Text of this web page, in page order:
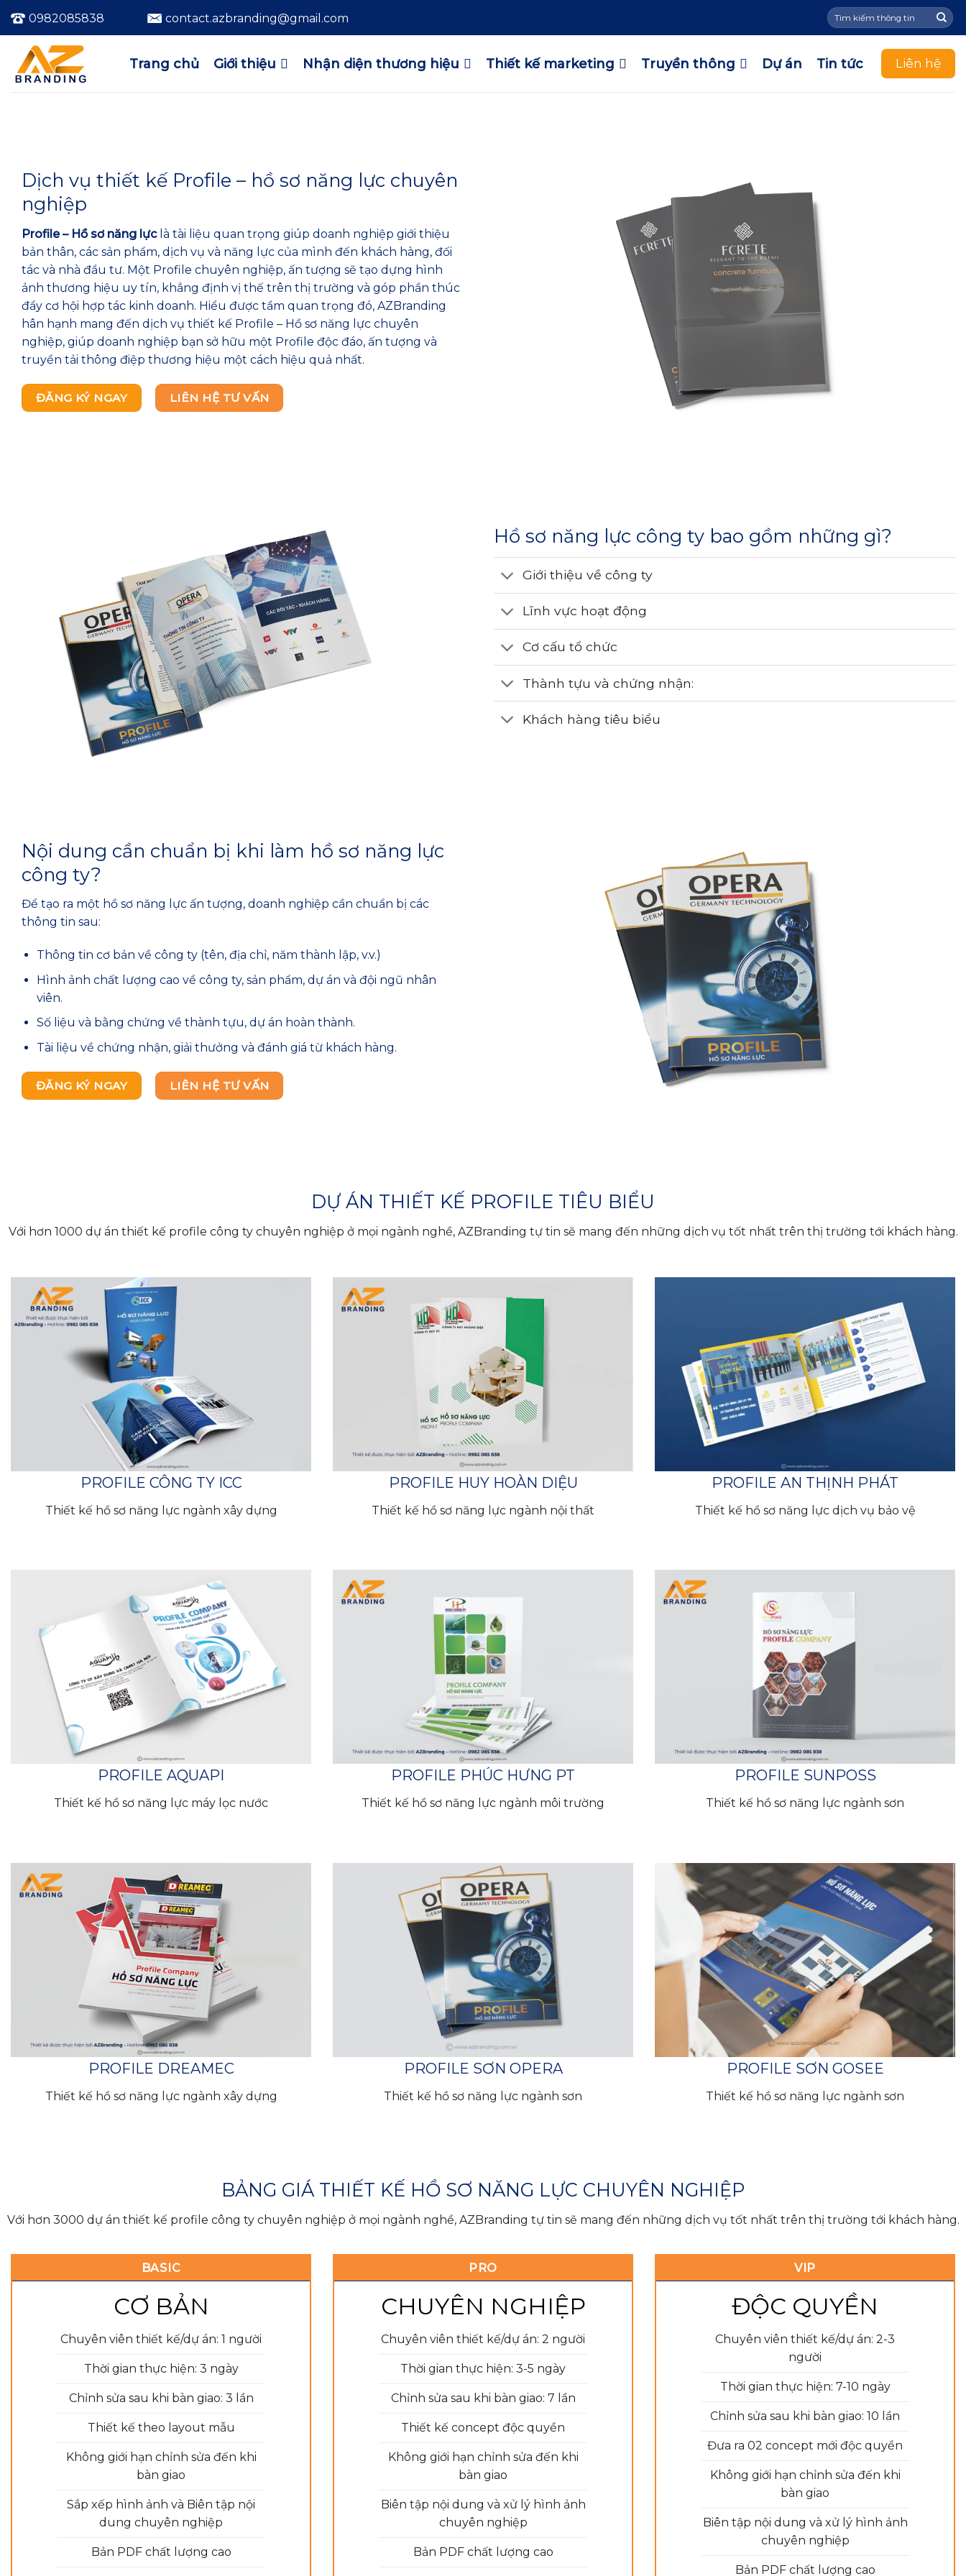
qua
dung
0982085838 contact.azbranding@gmail.com
Tìm
kiếm:
Trang chủ Giới thiệu Nhận diện thương hiệu Thiết kế marketing Truyền thông Dự án Tin tức Liên hệ
Dịch vụ thiết kế Profile – hồ sơ năng lực chuyên
nghiệp
Profile – Hồ sơ năng lựclà tài liệu quan trọng giúp doanh nghiệp giới thiệu
bản thân, các sản phẩm, dịch vụ và năng lực của mình đến khách hàng, đối
tác và nhà đầu tư. Một Profile chuyên nghiệp, ấn tượng sẽ tạo dựng hình
ảnh thương hiệu uy tín, khẳng định vị thế trên thị trường và góp phần thúc
đẩy cơ hội hợp tác kinh doanh. Hiểu được tầm quan trọng đó, AZBranding
hân hạnh mang đến dịch vụ thiết kế Profile – Hồ sơ năng lực chuyên
nghiệp, giúp doanh nghiệp bạn sở hữu một Profile độc đáo, ấn tượng và
truyền tải thông điệp thương hiệu một cách hiệu quả nhất.
ĐĂNG KÝ NGAY LIÊN HỆ TƯ VẤN
Hồ sơ năng lực công ty bao gồm những gì?
Giới thiệu về công ty
Lĩnh vực hoạt động
Cơ cấu tổ chức
Thành tựu và chứng nhận:
Khách hàng tiêu biểu
Nội dung cần chuẩn bị khi làm hồ sơ năng lực
công ty?
Để tạo ra một hồ sơ năng lực ấn tượng, doanh nghiệp cần chuẩn bị các
thông tin sau:
Thông tin cơ bản về công ty (tên, địa chỉ, năm thành lập, v.v.)
Hình ảnh chất lượng cao về công ty, sản phẩm, dự án và đội ngũ nhân
viên.
Số liệu và bằng chứng về thành tựu, dự án hoàn thành.
Tài liệu về chứng nhận, giải thưởng và đánh giá từ khách hàng.
ĐĂNG KÝ NGAY LIÊN HỆ TƯ VẤN
DỰ ÁN THIẾT KẾ PROFILE TIÊU BIỂU
Với hơn 1000 dự án thiết kế profile công ty chuyên nghiệp ở mọi ngành nghề, AZBranding tự tin sẽ mang đến những dịch vụ tốt nhất trên thị trường tới khách hàng.
PROFILE CÔNG TY ICC
Thiết kế hồ sơ năng lực ngành xây dựng
PROFILE HUY HOÀN DIỆU
Thiết kế hồ sơ năng lực ngành nội thất
PROFILE AN THỊNH PHÁT
Thiết kế hồ sơ năng lực dịch vụ bảo vệ
PROFILE AQUAPI
Thiết kế hồ sơ năng lực máy lọc nước
PROFILE PHÚC HƯNG PT
Thiết kế hồ sơ năng lực ngành môi trường
PROFILE SUNPOSS
Thiết kế hồ sơ năng lực ngành sơn
PROFILE DREAMEC
Thiết kế hồ sơ năng lực ngành xây dựng
PROFILE SƠN OPERA
Thiết kế hồ sơ năng lực ngành sơn
PROFILE SƠN GOSEE
Thiết kế hồ sơ năng lực ngành sơn
BẢNG GIÁ THIẾT KẾ HỒ SƠ NĂNG LỰC CHUYÊN NGHIỆP
Với hơn 3000 dự án thiết kế profile công ty chuyên nghiệp ở mọi ngành nghề, AZBranding tự tin sẽ mang đến những dịch vụ tốt nhất trên thị trường tới khách hàng.
BASIC
CƠ BẢN
Chuyên viên thiết kế/dự án: 1 người
Thời gian thực hiện: 3 ngày
Chỉnh sửa sau khi bàn giao: 3 lần
Thiết kế theo layout mẫu
Không giới hạn chỉnh sửa đến khi
bàn giao
Sắp xếp hình ảnh và Biên tập nội
dung chuyên nghiệp
Bản PDF chất lượng cao
PRO
CHUYÊN NGHIỆP
Chuyên viên thiết kế/dự án: 2 người
Thời gian thực hiện: 3-5 ngày
Chỉnh sửa sau khi bàn giao: 7 lần
Thiết kế concept độc quyền
Không giới hạn chỉnh sửa đến khi
bàn giao
Biên tập nội dung và xử lý hình ảnh
chuyên nghiệp
Bản PDF chất lượng cao
VIP
ĐỘC QUYỀN
Chuyên viên thiết kế/dự án: 2-3
người
Thời gian thực hiện: 7-10 ngày
Chỉnh sửa sau khi bàn giao: 10 lần
Đưa ra 02 concept mới độc quyền
Không giới hạn chỉnh sửa đến khi
bàn giao
Biên tập nội dung và xử lý hình ảnh
chuyên nghiệp
Bản PDF chất lượng cao